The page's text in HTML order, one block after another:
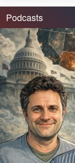
Podcasts